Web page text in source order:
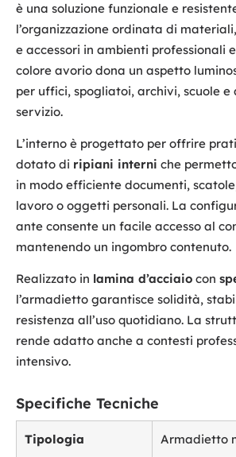
è una soluzione funzionale e
l’organizzazione ordinata di
e accessori in ambienti professionali
colore avorio dona un aspetto
per uffici, spogliatoi, archivi, scuole e
servizio.
L’interno è progettato per offrire
dotato di ripiani interni che
in modo efficiente documenti,
lavoro o oggetti personali. La
ante consente un facile accesso al
mantenendo un ingombro contenuto.
Realizzato in lamina d’acciaio con
l’armadietto garantisce solidità,
resistenza all’uso quotidiano. La
rende adatto anche a contesti
intensivo.
Specifiche Tecniche
Tipologia Armadietto